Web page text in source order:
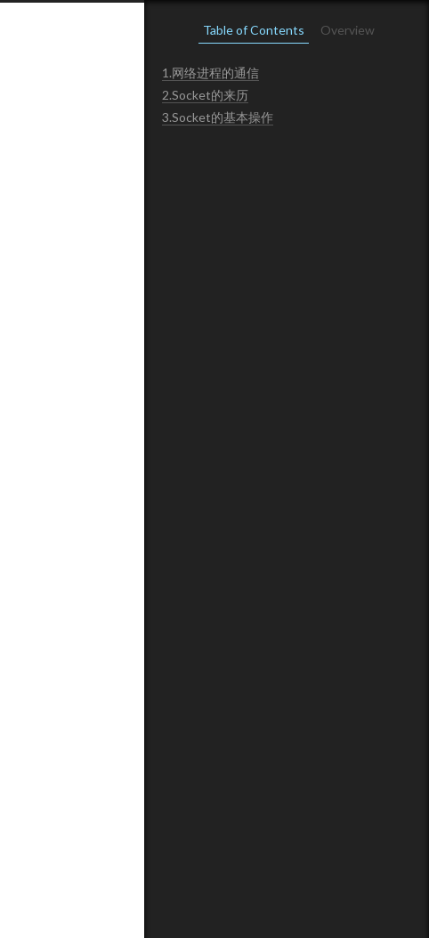
Table of Contents Overview
1.网络进程的通信
2.Socket的来历
3.Socket的基本操作